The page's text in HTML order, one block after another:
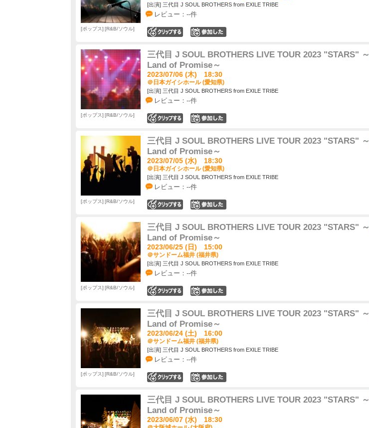
[出演] 三代目 J SOUL BROTHERS from EXILE TRIBE
レビュー：--件
ポップス R&B/ソウル
三代目 J SOUL BROTHERS LIVE TOUR 2023 "STARS" ～
Land of Promise～
2023/07/06 (木) 18:30
＠日本ガイシホール (愛知県)
[出演] 三代目 J SOUL BROTHERS from EXILE TRIBE
レビュー：--件
ポップス R&B/ソウル
三代目 J SOUL BROTHERS LIVE TOUR 2023 "STARS" ～
Land of Promise～
2023/07/05 (水) 18:30
＠日本ガイシホール (愛知県)
[出演] 三代目 J SOUL BROTHERS from EXILE TRIBE
レビュー：--件
ポップス R&B/ソウル
三代目 J SOUL BROTHERS LIVE TOUR 2023 "STARS" ～
Land of Promise～
2023/06/25 (日) 15:00
＠サンドーム福井 (福井県)
[出演] 三代目 J SOUL BROTHERS from EXILE TRIBE
レビュー：--件
ポップス R&B/ソウル
三代目 J SOUL BROTHERS LIVE TOUR 2023 "STARS" ～
Land of Promise～
2023/06/24 (土) 16:00
＠サンドーム福井 (福井県)
[出演] 三代目 J SOUL BROTHERS from EXILE TRIBE
レビュー：--件
ポップス R&B/ソウル
三代目 J SOUL BROTHERS LIVE TOUR 2023 "STARS" ～
Land of Promise～
2023/06/07 (水) 18:30